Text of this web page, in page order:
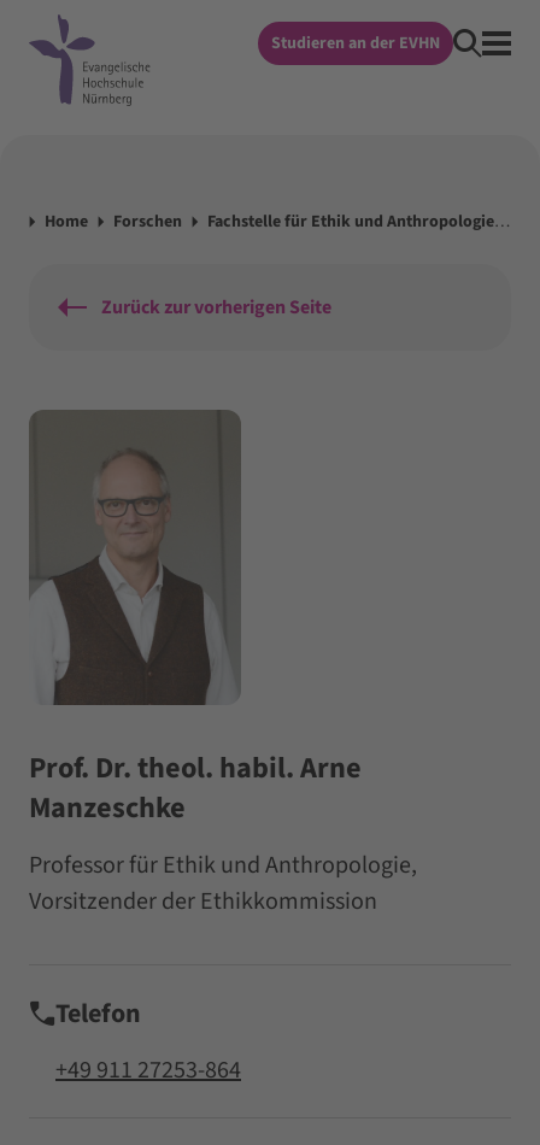
Studieren an der EVHN
Home Forschen Fachstelle für Ethik und Anthropologie im Gesundheitswesen
Zurück zur vorherigen Seite
Prof. Dr. theol. habil. Arne
Manzeschke
Professor für Ethik und Anthropologie,
Vorsitzender der Ethikkommission
Telefon
+49 911 27253-864